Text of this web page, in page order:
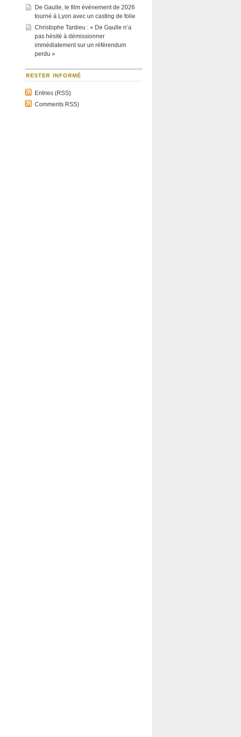
De Gaulle, le film événement de 2026
tourné à Lyon avec un casting de folie
Christophe Tardieu : « De Gaulle n’a
pas hésité à démissionner
immédiatement sur un référendum
perdu »
RESTER INFORMÉ
Entries (RSS)
Comments RSS)